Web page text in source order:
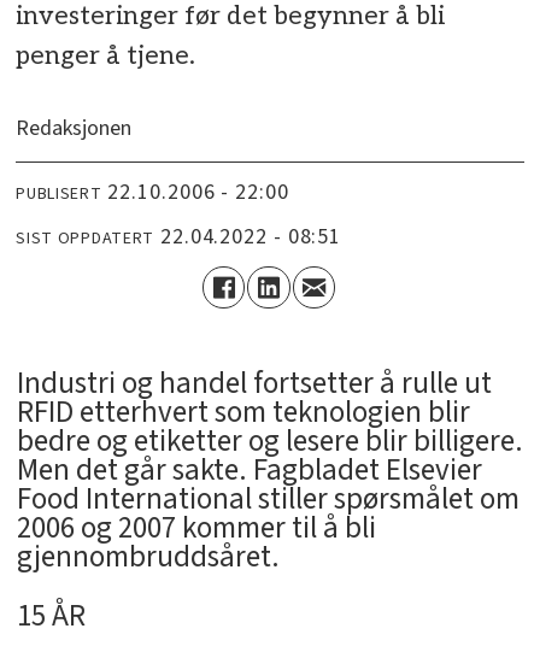
investeringer før det begynner å bli
penger å tjene.
Redaksjonen
PUBLISERT 22.10.2006 - 22:00
SIST OPPDATERT 22.04.2022 - 08:51
Industri og handel fortsetter å rulle ut
RFID etterhvert som teknologien blir
bedre og etiketter og lesere blir billigere.
Men det går sakte. Fagbladet Elsevier
Food International stiller spørsmålet om
2006 og 2007 kommer til å bli
gjennombruddsåret.
15 ÅR